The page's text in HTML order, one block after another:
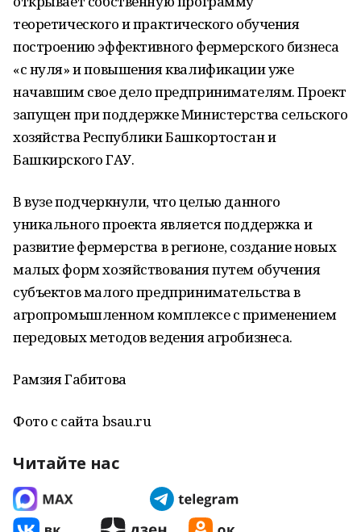
теоретического и практического обучения
построению эффективного фермерского бизнеса
«с нуля» и повышения квалификации уже
начавшим свое дело предпринимателям. Проект
запущен при поддержке Министерства сельского
хозяйства Республики Башкортостан и
Башкирского ГАУ.
В вузе подчеркнули, что целью данного
уникального проекта является поддержка и
развитие фермерства в регионе, создание новых
малых форм хозяйствования путем обучения
субъектов малого предпринимательства в
агропромышленном комплексе с применением
передовых методов ведения агробизнеса.
Рамзия Габитова
Фото с сайта bsau.ru
Читайте нас